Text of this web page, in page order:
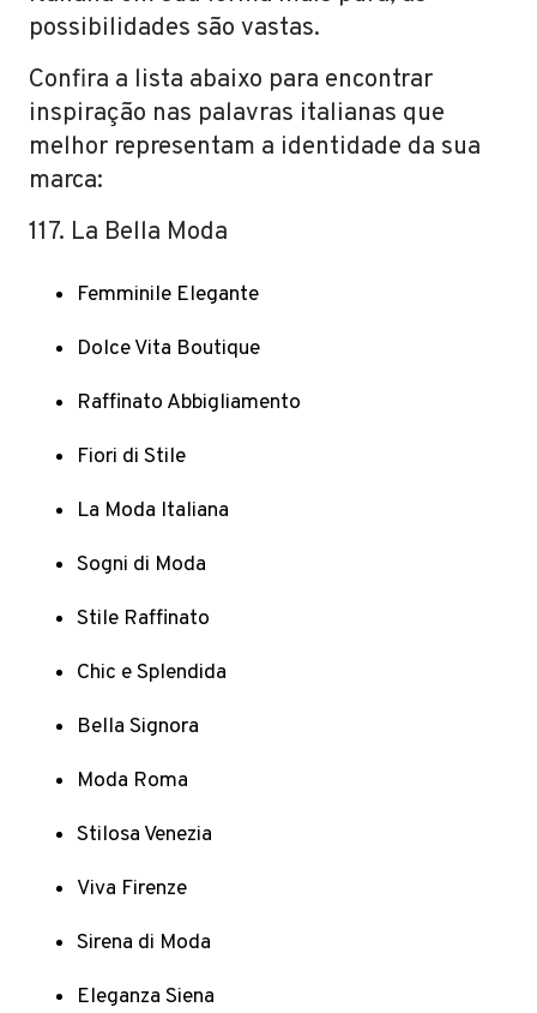
possibilidades são vastas.
Confira a lista abaixo para encontrar
inspiração nas palavras italianas que
melhor representam a identidade da sua
marca:
117. La Bella Moda
Femminile Elegante
Dolce Vita Boutique
Raffinato Abbigliamento
Fiori di Stile
La Moda Italiana
Sogni di Moda
Stile Raffinato
Chic e Splendida
Bella Signora
Moda Roma
Stilosa Venezia
Viva Firenze
Sirena di Moda
Eleganza Siena